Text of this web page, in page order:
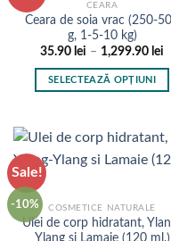
variații.
Opțiunile
pot
fi
alese
produsului.
CEARA
Ceara de soia vrac (250-
g, 1-5-10 kg)
35.90 lei – 1,299.90 lei
SELECTEAZĂ OPȚIUNI
are
mai
Opțiunile
pot
Sale!
-10% COSMETICE NATURALE
Ulei de corp hidratant,
Ylang si Lamaie (120 ml.)